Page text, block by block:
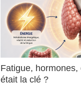
Fatigue,
était la clé ?